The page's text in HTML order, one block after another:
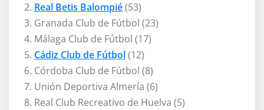
Real Betis Balompié(53)
Granada Club de Fútbol (23)
Málaga Club de Fútbol (17)
Cádiz Club de Fútbol(12)
Córdoba Club de Fútbol (8)
Unión Deportiva Almería (6)
Real Club Recreativo de Huelva (5)